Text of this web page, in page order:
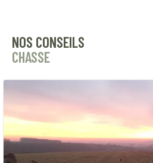
NOS CONSEILS
CHASSE